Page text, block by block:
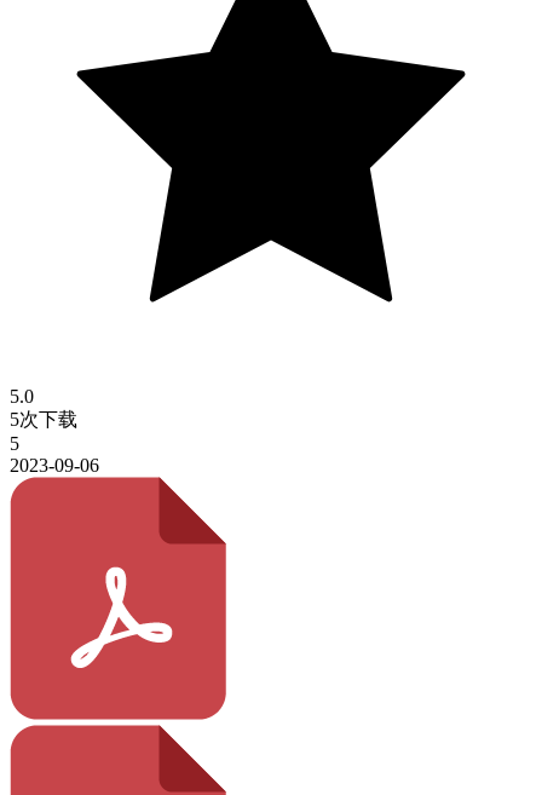
5.0
5次下载
5
2023-09-06